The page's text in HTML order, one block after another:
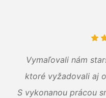
Vymaľovali nám
ktoré vyžadovali aj
S vykonanou prácou